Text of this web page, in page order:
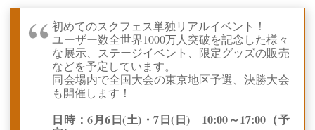
初めてのスクフェス単独リアルイベント！
ユーザー数全世界1000万人突破を記念した様々
な展示、ステージイベント、限定グッズの販売
などを予定しています。
同会場内で全国大会の東京地区予選、決勝大会
も開催します！
日時：6月6日(土)・7日(日) 10:00～17:00（予